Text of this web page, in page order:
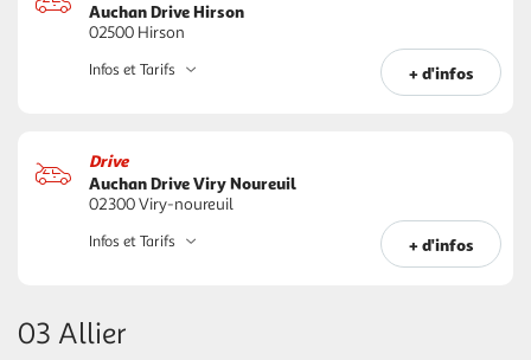
Auchan Drive Hirson
02500 Hirson
+ d'infos
Infos et Tarifs
Drive
Auchan Drive Viry Noureuil
02300 Viry-noureuil
+ d'infos
Infos et Tarifs
03 Allier